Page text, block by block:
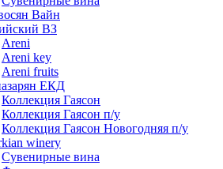
Вайн
ВЗ
Areni
Areni key
Areni fruits
ЕКД
Коллекция Гаясон
Коллекция Гаясон п/у
Коллекция Гаясон Новогодняя п/у
winery
Сувенирные вина